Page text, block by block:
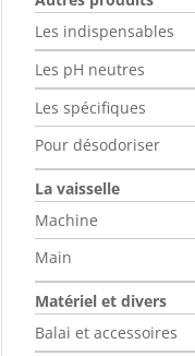
Les indispensables
Les pH neutres
Les spécifiques
Pour désodoriser
La vaisselle
Machine
Main
Matériel et divers
Balai et accessoires